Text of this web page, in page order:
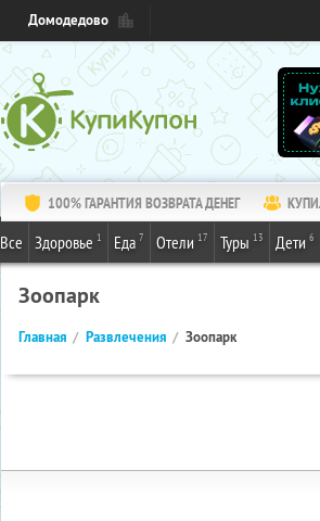
Домодедово
100% ГАРАНТИЯ ВОЗВРАТА ДЕНЕГ
Все Здоровье 1 Еда 7 Отели 17 Туры 13 Дети 6
Зоопарк
Главная Развлечения Зоопарк